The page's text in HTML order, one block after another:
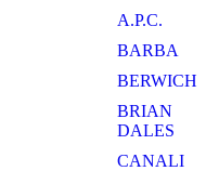
A.P.C.
BARBA
BERWICH
BRIAN
DALES
CANALI